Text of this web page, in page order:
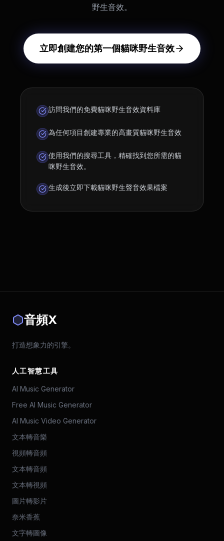
野生音效。
立即創建您的第一個貓咪野生音效
訪問我們的免費貓咪野生音效資料庫
為任何項目創建專業的高畫質貓咪野生音效
使用我們的搜尋工具，精確找到您所需的貓
咪野生音效。
生成後立即下載貓咪野生聲音效果檔案
音頻X
打造想象力的引擎。
人工智慧工具
AI Music Generator
Free AI Music Generator
AI Music Video Generator
文本轉音樂
視頻轉音頻
文本轉音頻
文本轉視頻
圖片轉影片
奈米香蕉
文字轉圖像